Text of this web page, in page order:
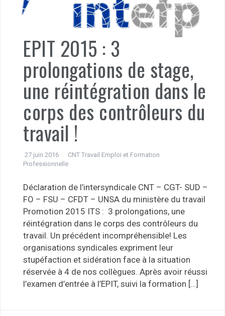
EPIT 2015 : 3
prolongations de stage,
une réintégration dans le
corps des contrôleurs du
travail !
27 juin 2016
CNT Travail Emploi et Formation
Professionnelle
Déclaration de l’intersyndicale CNT – CGT- SUD –
FO – FSU – CFDT – UNSA du ministère du travail
Promotion 2015 ITS : 3 prolongations, une
réintégration dans le corps des contrôleurs du
travail. Un précédent incompréhensible! Les
organisations syndicales expriment leur
stupéfaction et sidération face à la situation
réservée à 4 de nos collègues. Après avoir réussi
l’examen d’entrée à l’EPIT, suivi la formation […]